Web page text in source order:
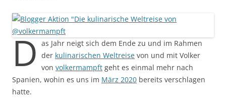
D as Jahr neigt sich dem Ende zu und im Rahmen
der kulinarischen Weltreise von und mit Volker
von volkermampft geht es einmal mehr nach
Spanien, wohin es uns im März 2020 bereits verschlagen
hatte.